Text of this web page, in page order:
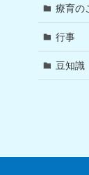
療育の
行事
豆知識